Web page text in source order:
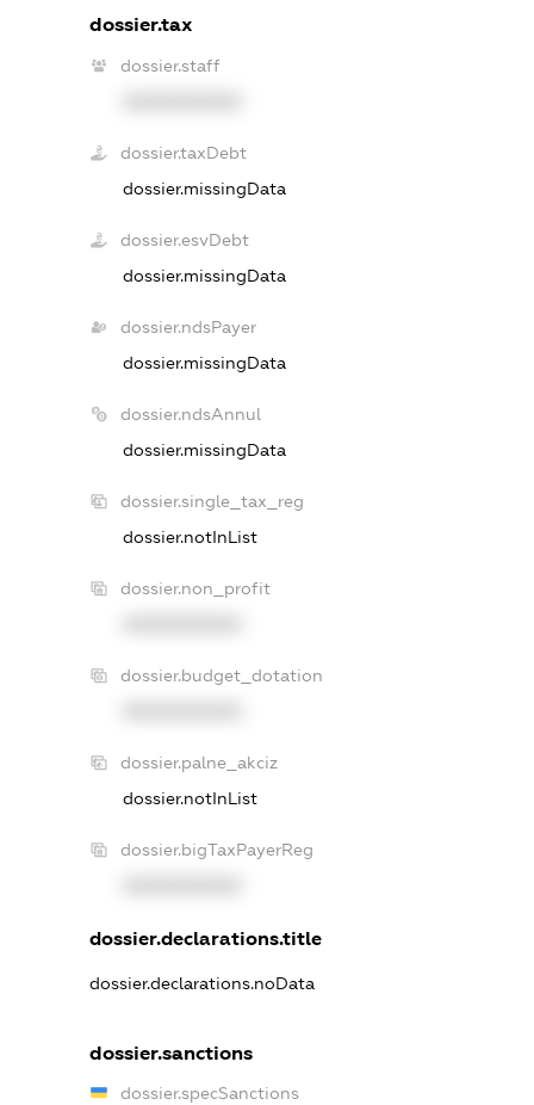
dossier.tax
dossier.staff
dossier.taxDebt
dossier.missingData
dossier.esvDebt
dossier.missingData
dossier.ndsPayer
dossier.missingData
dossier.ndsAnnul
dossier.missingData
dossier.single_tax_reg
dossier.notInList
dossier.non_profit
dossier.budget_dotation
dossier.palne_akciz
dossier.notInList
dossier.bigTaxPayerReg
dossier.declarations.title
dossier.declarations.noData
dossier.sanctions
dossier.specSanctions